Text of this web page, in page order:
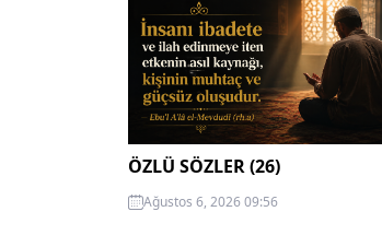
mukavemet etme, aklın ve dinin
gösterdiği yolda sebat etme. Sabır
ruhun bir melekesidir, güzel bir
huydur. Tahammülü zor ve nefse
ağır...
ÖZLÜ SÖZLER (26)
Ağustos 6, 2026 09:56